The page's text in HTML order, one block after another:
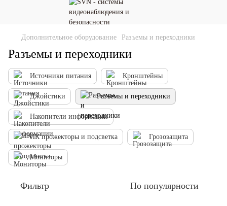
Дополнительное оборудование Разъемы и переходники
Разъемы и переходники
Источники питания Кронштейны
Джойстики Разъемы и переходники
Накопители информации
ИК прожекторы и подсветка Грозозащита
Мониторы
Фильтр По популярности